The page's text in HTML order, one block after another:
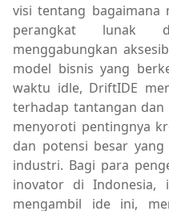
visi tentang bagaimana
perangkat lunak
menggabungkan
model bisnis yang
waktu idle, DriftIDE
terhadap tantangan
menyoroti pentingnya
dan potensi besar
industri. Bagi para
inovator di Indonesia,
mengambil ide ini,